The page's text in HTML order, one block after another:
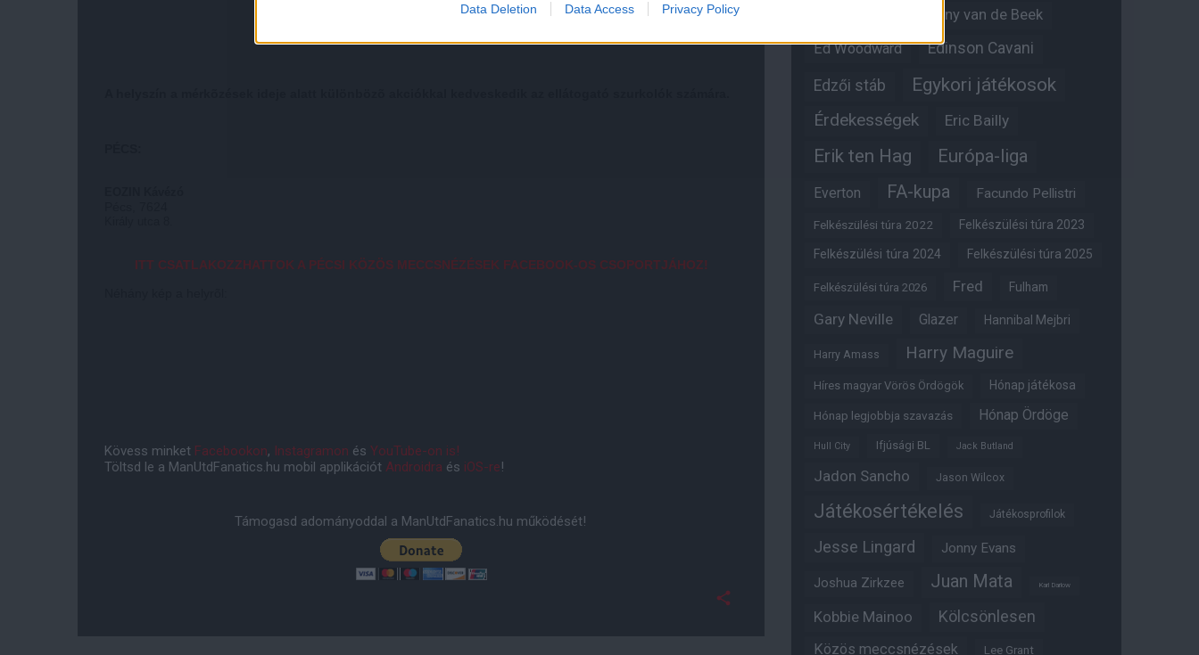
Data Deletion Data Access Privacy Policy
ITT CSATLAKOZZHATTOK A PÉCSI KÖZÖS MECCSNÉZÉSEK FACEBOOK-OS CSOPORTJÁHOZ!
Kövess minket Facebookon, Instagramon és YouTube-on is!
Töltsd le a ManUtdFanatics.hu mobil applikációt Androidra és iOS-re!
Támogasd adományoddal a ManUtdFanatics.hu működését!
Donny van de Beek
Ed Woodward
Edinson Cavani
Edzői stáb Egykori játékosok
Érdekességek Eric Bailly
Erik ten Hag Európa-liga
Everton FA-kupa Facundo Pellistri
Felkészülési túra 2022 Felkészülési túra 2023
Felkészülési túra 2024 Felkészülési túra 2025
Felkészülési túra 2026 Fred Fulham
Gary Neville Glazer Hannibal Mejbri
Harry Amass Harry Maguire
Híres magyar Vörös Ördögök Hónap játékosa
Hónap legjobbja szavazás Hónap Ördöge
Hull City Ifjúsági BL Jack Butland
Jadon Sancho Jason Wilcox
Játékosértékelés Játékosprofilok
Jesse Lingard Jonny Evans
Joshua Zirkzee Juan Mata Karl Darlow
Kobbie Mainoo Kölcsönlesen
Közös meccsnézések Lee Grant